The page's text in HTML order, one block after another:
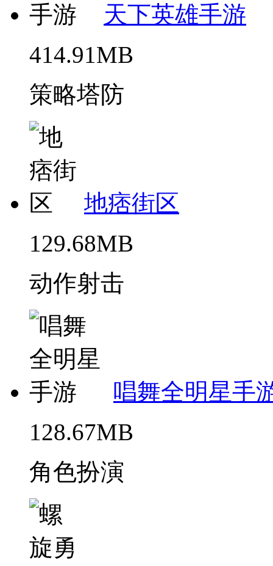
天下英雄手游
414.91MB
策略塔防
地痞街区
129.68MB
动作射击
唱舞全明星手
128.67MB
角色扮演